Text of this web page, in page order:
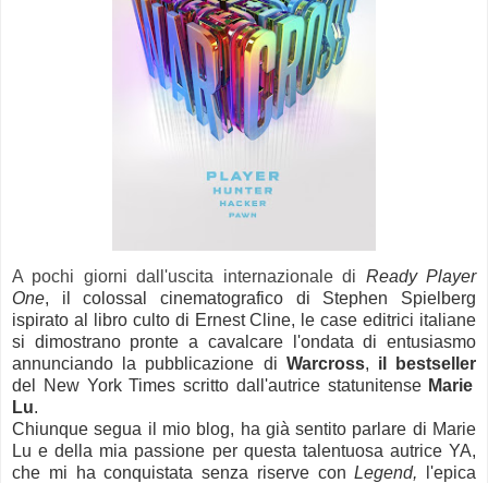
A pochi giorni dall'uscita internazionale di Ready Player
One, il colossal cinematografico di Stephen Spielberg
ispirato al libro culto di Ernest Cline, le case editrici italiane
si dimostrano pronte a cavalcare l'ondata di entusiasmo
annunciando la pubblicazione di Warcross, il bestseller
del New York Times scritto dall'autrice statunitense Marie
Lu.
Chiunque segua il mio blog, ha già sentito parlare di Marie
Lu e della mia passione per questa talentuosa autrice YA,
che mi ha conquistata senza riserve conLegend,
l'epica